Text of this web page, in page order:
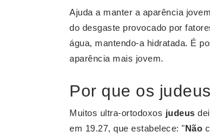
Ajuda a manter a aparência
do desgaste provocado por
água, mantendo-a hidratada. É
aparência mais jovem.
Por que os
Muitos ultra-ortodoxos judeus
em 19.27, que estabelece: "Não